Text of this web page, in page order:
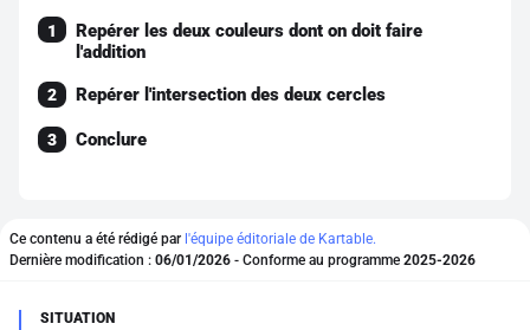
Se connecter
S'inscrire gratuitement
1
Repérer les deux couleurs dont on doit faire
l'addition
2 Repérer l'intersection des deux cercles
3 Conclure
Ce contenu a été rédigé par l'équipe éditoriale de Kartable.
Dernière modification : 06/01/2026 - Conforme au programme 2025-2026